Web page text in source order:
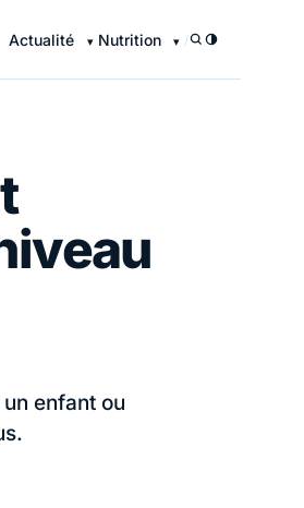
Actualité Nutrition /
enfant ou